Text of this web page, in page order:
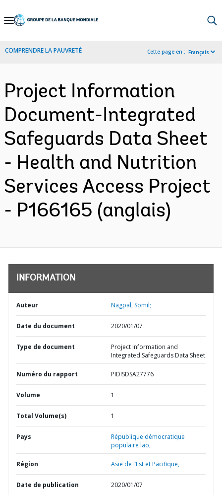
Skip
Navigation
COMPRENDRE LA PAUVRETÉ Cette page en : Français
Project Information
Document-Integrated
Safeguards Data Sheet
- Health and Nutrition
Services Access Project
- P166165 (anglais)
INFORMATION
Auteur Nagpal, Somil;
Date du document 2020/01/07
Type de document
Project Information and
Integrated Safeguards Data Sheet
Numéro du rapport PIDISDSA27776
Volume 1
Total Volume(s) 1
Pays
République démocratique
populaire lao,
Région Asie de l’Est et Pacifique,
Date de publication 2020/01/07